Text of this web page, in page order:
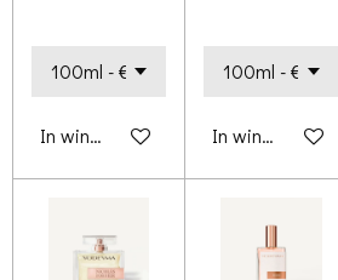
In winkelwagen In winkelwagen